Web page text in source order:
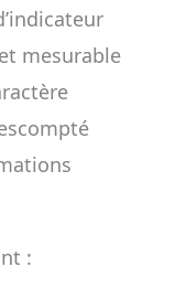
mesurable
: